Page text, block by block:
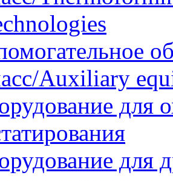
Auxiliary
для
для